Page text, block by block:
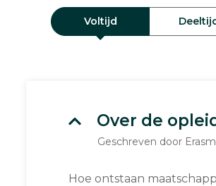
Voltijd
Over de
Geschreven door
Hoe ontstaan